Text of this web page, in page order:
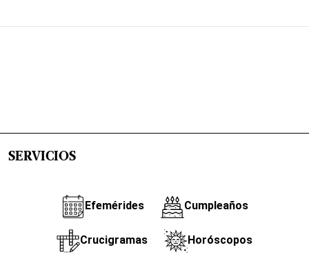
SERVICIOS
Efemérides Cumpleaños
Crucigramas Horóscopos